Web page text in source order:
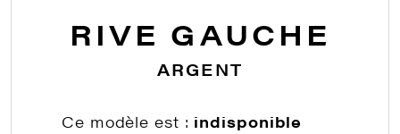
RIVE GAUCHE
ARGENT
Ce modèle est : indisponible